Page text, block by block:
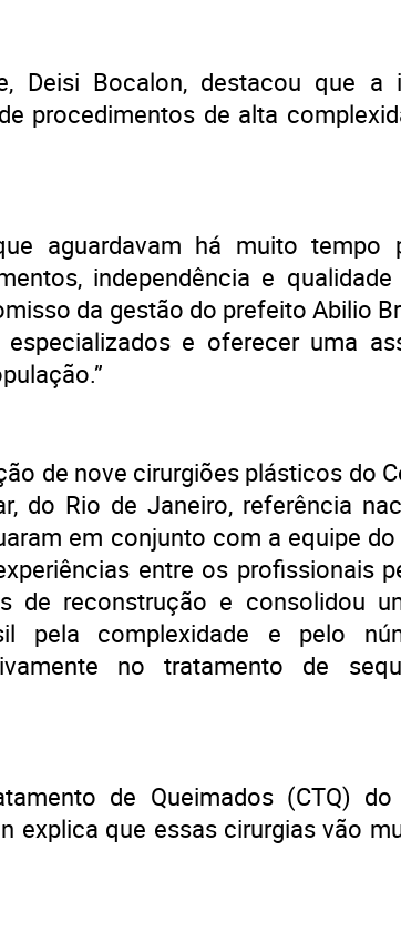
Deisi Bocalon, destacou que a
procedimentos de alta
aguardavam há muito tempo
independência e
da gestão do prefeito Abilio
e oferecer uma
de nove cirurgiões plásticos do
do Rio de Janeiro, referência
em conjunto com a equipe
entre os profissionais
de reconstrução e consolidou
pela complexidade e pelo
no tratamento de
de Queimados (CTQ)
explica que essas cirurgias vão